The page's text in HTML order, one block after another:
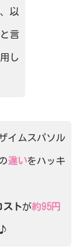
以
言
し
イムスパソル
違いをハッキ
ストが約95円